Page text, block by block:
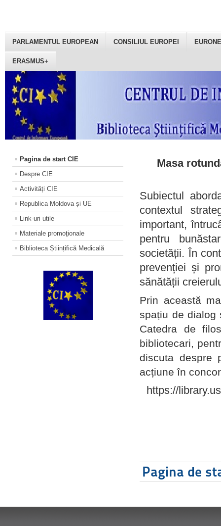
PARLAMENTUL EUROPEAN CONSILIUL EUROPEI
ERASMUS+
Pagina de start CIE
Despre CIE
Activități CIE
Republica Moldova și UE
Link-uri utile
Materiale promoţionale
Biblioteca Științifică Medicală
Masa
Subiectul
contextul
important,
pentru
societății. În
prevenției și
sănătății
Prin această
spațiu de dialog
Catedra de
bibliotecari,
discuta despre
acțiune în
https://
Pagina de